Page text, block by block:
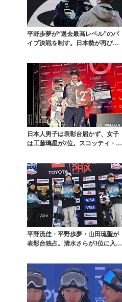
平野歩夢が“過去最高レベル”のパ
イプ決戦を制す。日本勢が再び表
日本人男子は表彰台届かず、女子
は工藤璃星が2位。スコッティ・ジ
平野流佳・平野歩夢・山田琉聖が
表彰台独占。清水さらが3位に入っ